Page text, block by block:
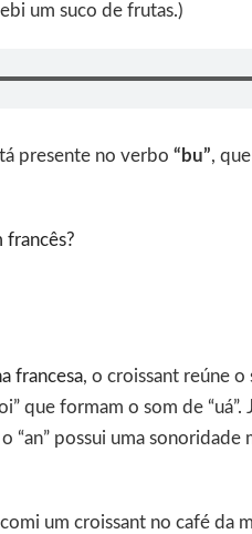
um suco de frutas.)
presente no verbo “bu”,
francês?
francesa, o croissant reúne o
que formam o som de “uá”.
“an” possui uma sonoridade
um croissant no café da